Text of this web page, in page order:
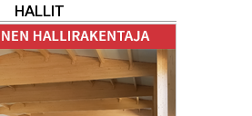
HALLIT